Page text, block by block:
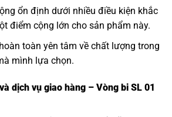
ổn định dưới nhiều điều kiện khắc
điểm cộng lớn cho sản phẩm này.
toàn yên tâm về chất lượng trong
mình lựa chọn.
dịch vụ giao hàng – Vòng bi SL 01